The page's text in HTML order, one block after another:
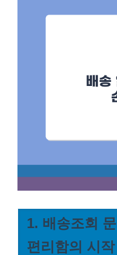
1. 배송조회
편리함의 시작